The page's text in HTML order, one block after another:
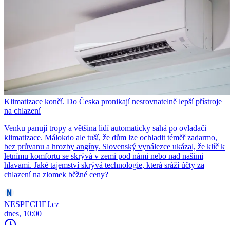
Klimatizace končí. Do Česka pronikají nesrovnatelně lepší přístroje
na chlazení
Venku panují tropy a většina lidí automaticky sahá po ovladači
klimatizace. Málokdo ale tuší, že dům lze ochladit téměř zadarmo,
bez průvanu a hrozby angíny. Slovenský vynálezce ukázal, že klíč k
letnímu komfortu se skrývá v zemi pod námi nebo nad našimi
hlavami. Jaké tajemství skrývá technologie, která sráží účty za
chlazení na zlomek běžné ceny?
NESPECHEJ.cz
dnes, 10:00